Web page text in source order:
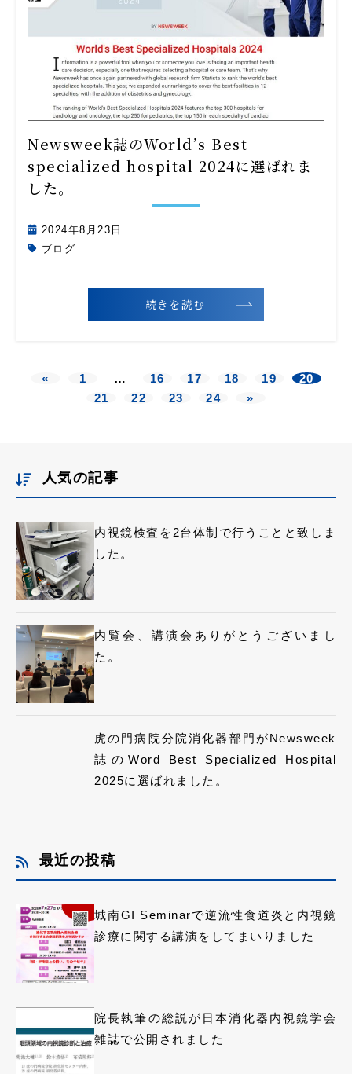
Newsweek誌のWorld’s Best
specialized hospital 2024に選ばれま
した。
2024年8月23日
ブログ
続きを読む
« 1 … 16 17 18 19
20
21
22 23 24 »
人気の記事
内視鏡検査を2台体制で行うことと致しま
した。
内覧会、講演会ありがとうございまし
た。
虎の門病院分院消化器部門がNewsweek
誌のWord Best Specialized Hospital
2025に選ばれました。
最近の投稿
城南GI Seminarで逆流性食道炎と内視鏡
診療に関する講演をしてまいりました
院長執筆の総説が日本消化器内視鏡学会
雑誌で公開されました